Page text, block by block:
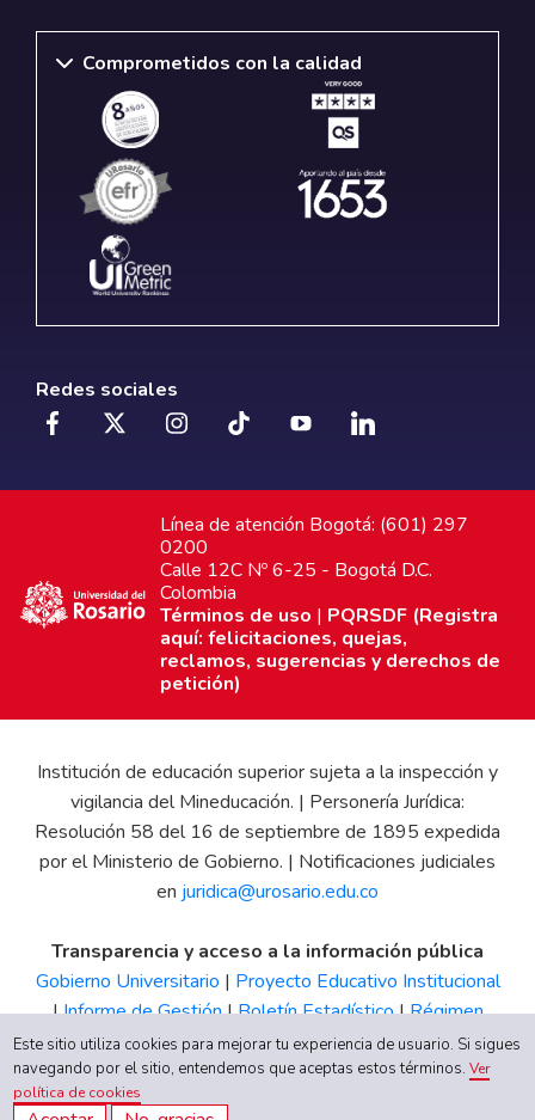
Comprometidos con la calidad
Redes sociales
Línea de atención Bogotá: (601) 297
0200
Calle 12C Nº 6-25 - Bogotá D.C.
Colombia
Términos de uso | PQRSDF (Registra
aquí: felicitaciones, quejas,
reclamos, sugerencias y derechos de
petición)
Institución de educación superior sujeta a la inspección y
vigilancia del Mineducación. | Personería Jurídica:
Resolución 58 del 16 de septiembre de 1895 expedida
por el Ministerio de Gobierno. | Notificaciones judiciales
en juridica@urosario.edu.co
Transparencia y acceso a la información pública
Gobierno Universitario | Proyecto Educativo Institucional
|Informe de Gestión|Boletín Estadístico|Régimen
Tributario|Estados Financieros |Código de Ética| Canal
de Integridad UR
Este sitio utiliza cookies para mejorar tu experiencia de usuario. Si sigues
navegando por el sitio, entendemos que aceptas estos términos.Ver
política de cookies